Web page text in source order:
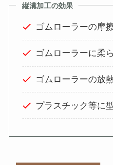
縦溝加工の効果
ゴムローラーの摩
ゴムローラーに柔
ゴムローラーの放
プラスチック等に